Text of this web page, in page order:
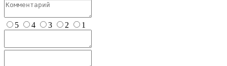
5 4 3 2 1